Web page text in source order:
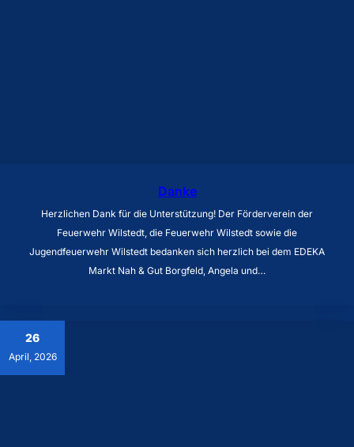
Danke
Herzlichen Dank für die Unterstützung! Der Förderverein der
Feuerwehr Wilstedt, die Feuerwehr Wilstedt sowie die
Jugendfeuerwehr Wilstedt bedanken sich herzlich bei dem EDEKA
Markt Nah & Gut Borgfeld, Angela und…
26
April, 2026